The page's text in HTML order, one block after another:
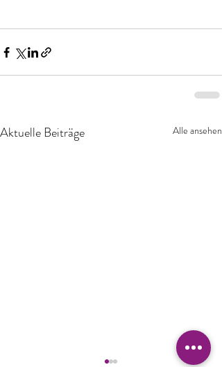
Aktuelle Beiträge Alle ansehen